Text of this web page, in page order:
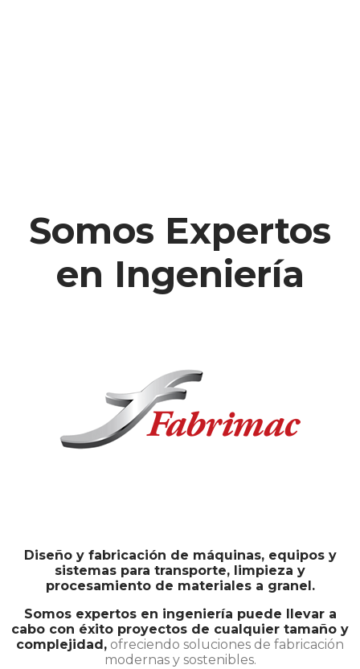
Somos Expertos
en Ingeniería
Diseño y fabricación de máquinas, equipos y
sistemas para transporte, limpieza y
procesamiento de materiales a granel.
Somos expertos en ingeniería puede llevar a
cabo con éxito proyectos de cualquier tamaño y
complejidad, ofreciendo soluciones de fabricación
modernas y sostenibles.